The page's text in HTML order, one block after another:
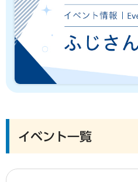
イベント一覧